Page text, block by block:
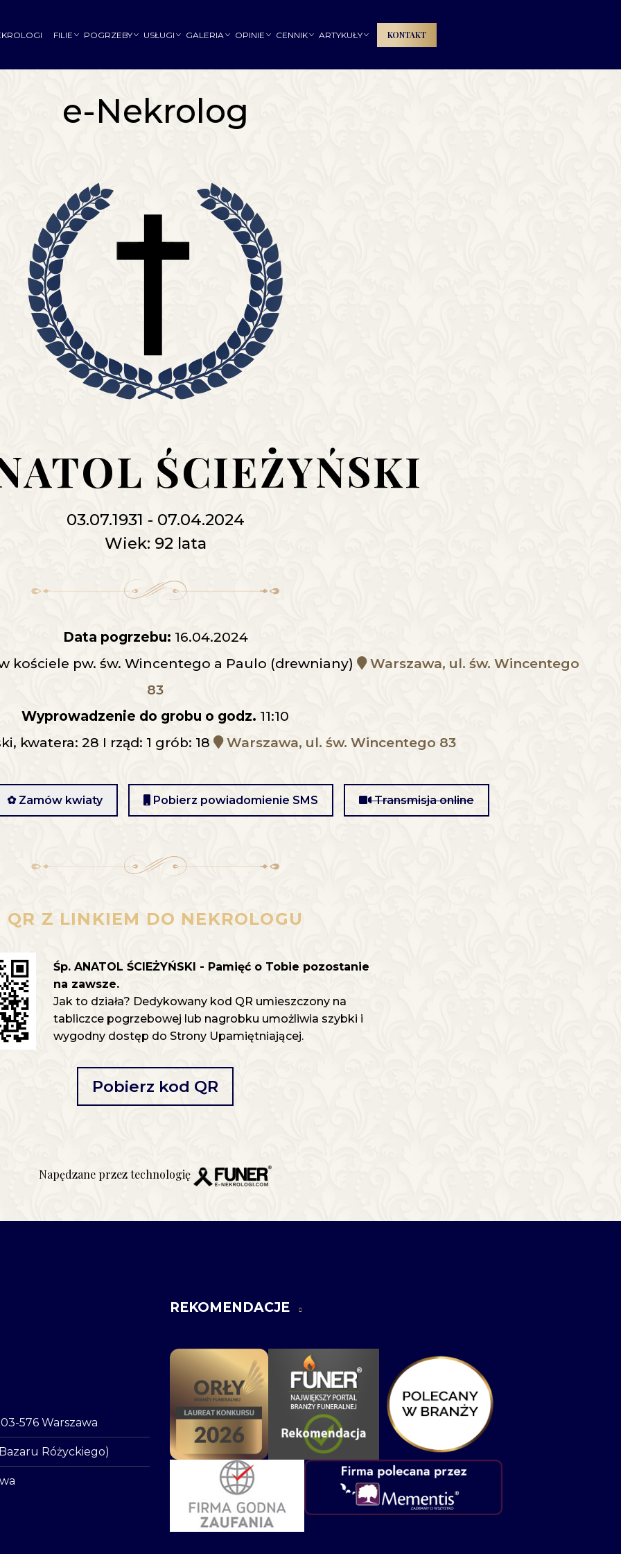
FILIE POGRZEBY USŁUGI GALERIA OPINIE CENNIK ARTYKUŁY KONTAKT
e-Nekrolog
ŚCIEŻYŃSKI
03.07.1931 - 07.04.2024
Wiek: 92 lata
Data pogrzebu: 16.04.2024
kościele pw. św. Wincentego a Paulo (drewniany)
Warszawa, ul. św. Wincentego
83
Wyprowadzenie do grobu o godz. 11:10
kwatera: 28 I rząd: 1 grób: 18
Warszawa, ul. św. Wincentego 83
✿ Zamów kwiaty Pobierz powiadomienie SMS Transmisja online
QR Z LINKIEM DO NEKROLOGU
Śp. ANATOL ŚCIEŻYŃSKI - Pamięć o Tobie pozostanie
na zawsze.
Jak to działa? Dedykowany kod QR umieszczony na
tabliczce pogrzebowej lub nagrobku umożliwia szybki i
wygodny dostęp do Strony Upamiętniającej.
Pobierz kod QR
Napędzane przez technologię
576 Warszawa
Różyckiego)
REKOMENDACJE